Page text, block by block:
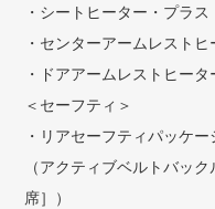
・シートヒーター・プラス
・センターアームレストヒ
・ドアアームレストヒータ
＜セーフティ＞
・リアセーフティパッケー
（アクティブベルトバッ
席］）